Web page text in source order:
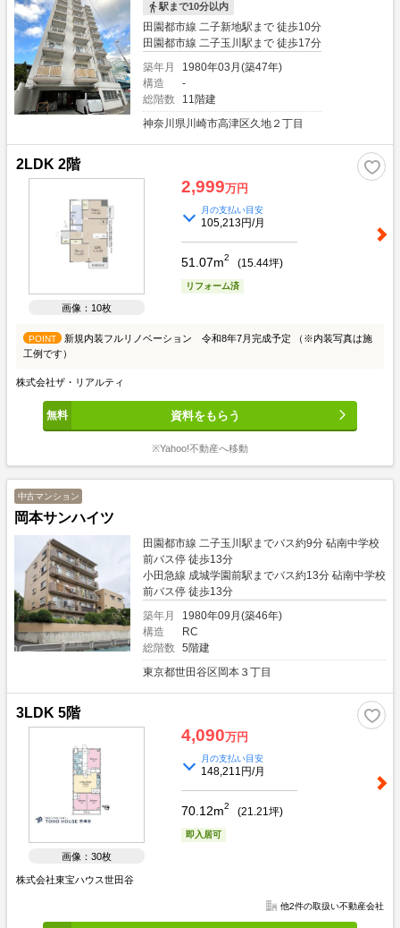
駅まで10分以内
田園都市線 二子新地駅まで 徒歩10分
田園都市線 二子玉川駅まで 徒歩17分
築年月
1980年03月(築47年)
構造
-
総階数
11階建
神奈川県川崎市高津区久地２丁目
2LDK 2階
画像：10枚
2,999万円
月の支払い目安
105,213円/月
51.07m2 (15.44坪)
リフォーム済
POINT
新規内装フルリノベーション 令和8年7月完成予定 （※内装写真は施
工例です）
株式会社ザ・リアルティ
資料をもらう
※Yahoo!不動産へ移動
中古マンション
岡本サンハイツ
田園都市線 二子玉川駅までバス約9分 砧南中学校
前バス停 徒歩13分
小田急線 成城学園前駅までバス約13分 砧南中学校
前バス停 徒歩13分
築年月
1980年09月(築46年)
構造
RC
総階数
5階建
東京都世田谷区岡本３丁目
3LDK 5階
画像：30枚
4,090万円
月の支払い目安
148,211円/月
70.12m2 (21.21坪)
即入居可
株式会社東宝ハウス世田谷
他2件の取扱い不動産会社